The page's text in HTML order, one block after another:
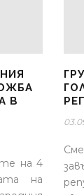
В
на 4
на